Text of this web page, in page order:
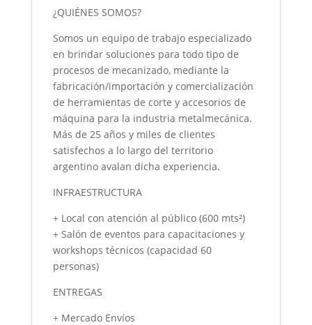
¿QUIÉNES SOMOS?
Somos un equipo de trabajo especializado
en brindar soluciones para todo tipo de
procesos de mecanizado, mediante la
fabricación/importación y comercialización
de herramientas de corte y accesorios de
máquina para la industria metalmecánica.
Más de 25 años y miles de clientes
satisfechos a lo largo del territorio
argentino avalan dicha experiencia.
INFRAESTRUCTURA
+ Local con atención al público (600 mts²)
+ Salón de eventos para capacitaciones y
workshops técnicos (capacidad 60
personas)
ENTREGAS
+ Mercado Envíos